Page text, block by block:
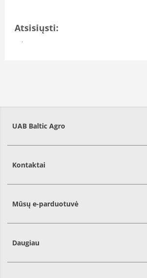
Atsisiųsti:
Brošiūra
UAB Baltic Agro
Kontaktai
Mūsų e-parduotuvė
Daugiau